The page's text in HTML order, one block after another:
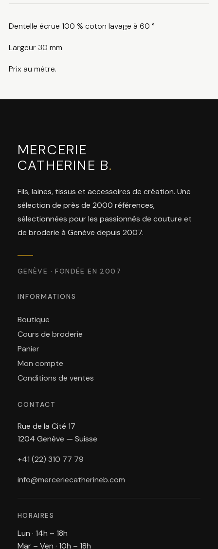
Dentelle écrue 100 % coton lavage à 60 °
Largeur 30 mm
Prix au mètre.
MERCERIE
CATHERINE B.
Fils, laines, tissus et accessoires de création. Une
sélection de près de 2000 références,
sélectionnées pour les passionnés de couture et
de broderie à Genève depuis 2007.
GENÈVE · FONDÉE EN 2007
INFORMATIONS
Boutique
Cours de broderie
Panier
Mon compte
Conditions de ventes
CONTACT
Rue de la Cité 17
1204 Genève — Suisse
+41 (22) 310 77 79
info@merceriecatherineb.com
HORAIRES
Lun · 14h – 18h
Mar – Ven · 10h – 18h